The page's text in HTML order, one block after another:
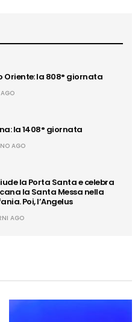
Oriente: la 808° giornata
la 1408° giornata
AGO
la Porta Santa e celebra
la Santa Messa nella
Poi, l’Angelus
AGO